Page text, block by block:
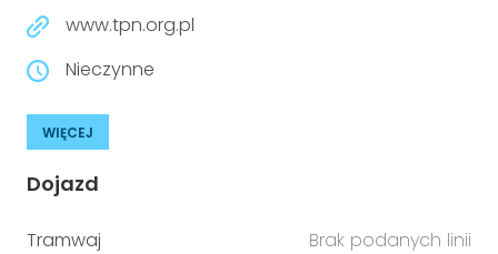
www.tpn.org.pl
Nieczynne
WIĘCEJ
Dojazd
Tramwaj
Brak podanych linii